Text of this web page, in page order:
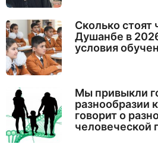
Сколько
Душанбе в
условия
Мы привыкли
разнообразии
говорит о
человеческой